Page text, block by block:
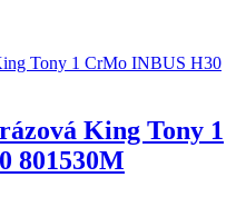
King Tony 1
801530M